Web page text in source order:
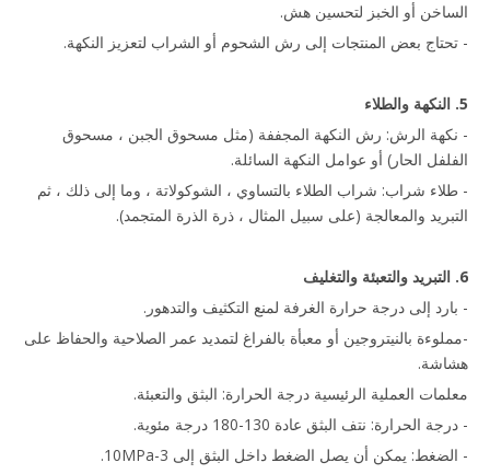
الساخن أو الخبز لتحسين هش.
- تحتاج بعض المنتجات إلى رش الشحوم أو الشراب لتعزيز النكهة.
5. النكهة والطلاء
- نكهة الرش: رش النكهة المجففة (مثل مسحوق الجبن ، مسحوق
الفلفل الحار) أو عوامل النكهة السائلة.
- طلاء شراب: شراب الطلاء بالتساوي ، الشوكولاتة ، وما إلى ذلك ، ثم
التبريد والمعالجة (على سبيل المثال ، ذرة الذرة المتجمد).
6. التبريد والتعبئة والتغليف
- بارد إلى درجة حرارة الغرفة لمنع التكثيف والتدهور.
-مملوءة بالنيتروجين أو معبأة بالفراغ لتمديد عمر الصلاحية والحفاظ على
هشاشة.
معلمات العملية الرئيسية درجة الحرارة: البثق والتعبئة.
- درجة الحرارة: نتف البثق عادة 130-180 درجة مئوية.
- الضغط: يمكن أن يصل الضغط داخل البثق إلى 3-10MPa.